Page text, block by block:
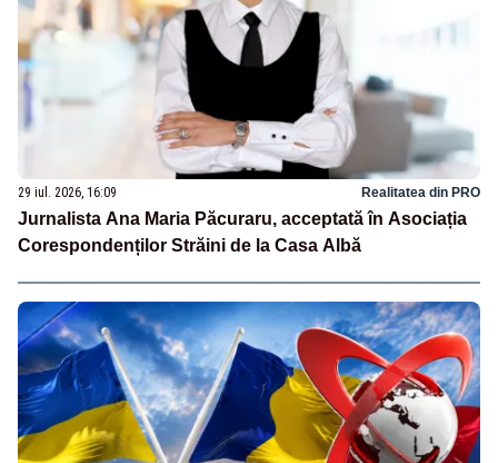
29 iul. 2026, 16:09 Realitatea din PRO
Jurnalista Ana Maria Păcuraru, acceptată în Asociația
Corespondenților Străini de la Casa Albă